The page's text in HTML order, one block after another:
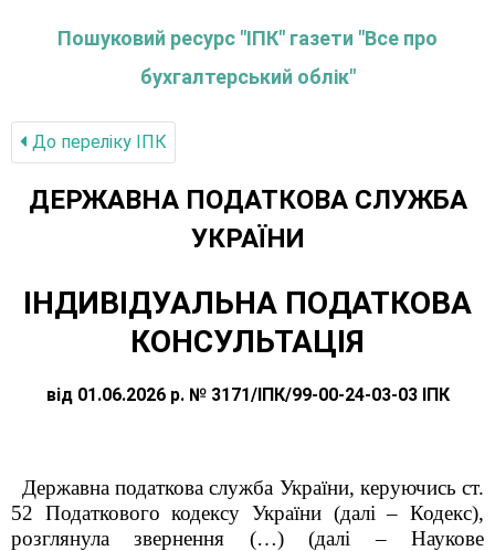
Пошуковий ресурс "ІПК" газети "Все про
бухгалтерський облік"
До переліку IПК
ДЕРЖАВНА ПОДАТКОВА СЛУЖБА
УКРАЇНИ
ІНДИВІДУАЛЬНА ПОДАТКОВА
КОНСУЛЬТАЦІЯ
від 01.06.2026 р. № 3171/ІПК/99-00-24-03-03 ІПК
Державна податкова служба України, керуючись ст.
52 Податкового кодексу України (далі – Кодекс),
розглянула звернення (…) (далі – Наукове